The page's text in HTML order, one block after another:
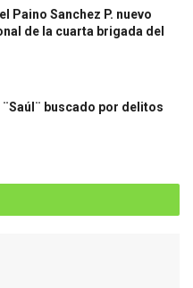
Paino Sanchez P. nuevo
de la cuarta brigada del
¨Saúl¨ buscado por delitos